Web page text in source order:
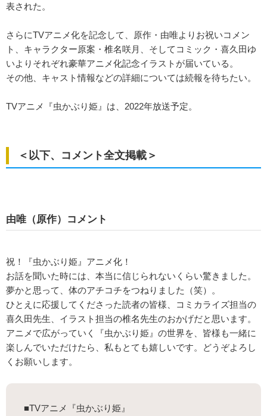
表された。
さらにTVアニメ化を記念して、原作・由唯よりお祝いコメン
ト、キャラクター原案・椎名咲月、そしてコミック・喜久田ゆ
いよりそれぞれ豪華アニメ化記念イラストが届いている。
その他、キャスト情報などの詳細については続報を待ちたい。
TVアニメ『虫かぶり姫』は、2022年放送予定。
＜以下、コメント全文掲載＞
由唯（原作）コメント
祝！『虫かぶり姫』アニメ化！
お話を聞いた時には、本当に信じられないくらい驚きました。
夢かと思って、体のアチコチをつねりました（笑）。
ひとえに応援してくださった読者の皆様、コミカライズ担当の
喜久田先生、イラスト担当の椎名先生のおかげだと思います。
アニメで広がっていく『虫かぶり姫』の世界を、皆様も一緒に
楽しんでいただけたら、私もとても嬉しいです。どうぞよろし
くお願いします。
■TVアニメ『虫かぶり姫』